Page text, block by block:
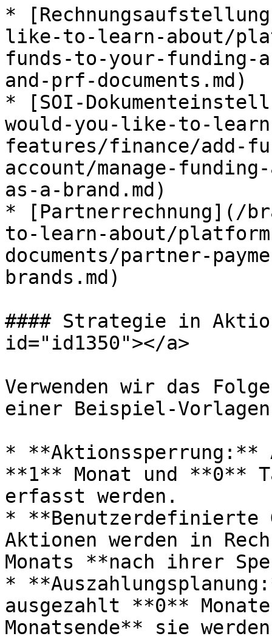
*
like-to-learn-about/
funds-to-your-funding-
and-prf-documents.md)
* [SOI-
would-you-like-to-
features/finance/add-
account/manage-
as-a-brand.md)
* [Partnerrechnung](/
to-learn-about/
documents/partner-
brands.md)
#### Strategie in
id="id1350"></a>
Verwenden wir das
einer Beispiel-
* **Aktionssperrung:**
**1** Monat und **0**
erfasst werden.
* **Benutzerdefinierte
Aktionen werden in
Monats **nach ihrer
*
ausgezahlt **0**
Monatsende** sie